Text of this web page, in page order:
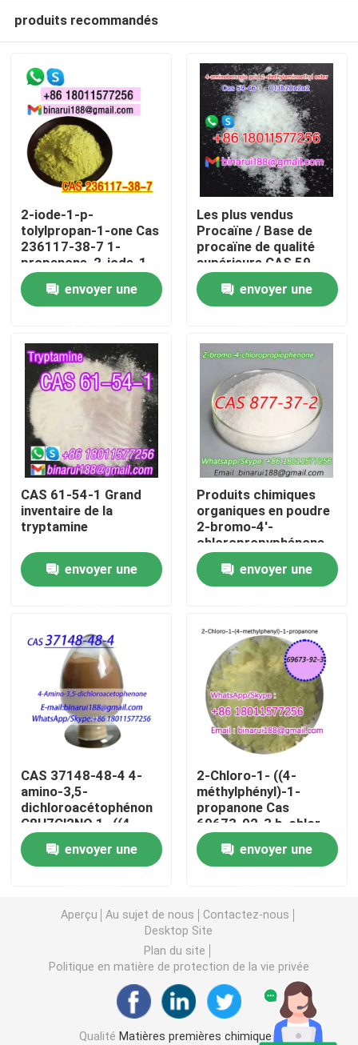
À la maison
Produits
À propos de nous
Visite de l'usine
Contrôle de la qualité
Demandez un devis
Matières premières chimiques quotidiennes
Matière première de produits chimiques inorganiques
intermédiaires chimiques fines
Intermédiaires agrochimiques
Produits chimiques organiques de base
Matières premières pharmaceutiques
Additifs d'alimentation des animaux
Additifs cosmétiques
Bouteilles de laboratoire en verre
produits recommandés
2-iode-1-p-
tolylpropan-1-one Cas
236117-38-7 1-
propanone, 2-iode-1-
((4-méthylphényle)
envoyer une
Les plus vendus
Procaïne / Base de
procaïne de qualité
supérieure CAS 59-
46-1
envoyer une
CAS 61-54-1 Grand
inventaire de la
tryptamine
envoyer une
Produits chimiques
organiques en poudre
2-bromo-4'-
chloropropyphénone
Cas 877-37-2 2-
bromo-1- ((4-
chlorophényl)
envoyer une
CAS 37148-48-4 4-
amino-3,5-
dichloroacétophénon
C8H7Cl2NO 1- ((4-
amino-3,5-
dichlorophényl) éthane
envoyer une
2-Chloro-1- ((4-
méthylphényl)-1-
propanone Cas
69673-92-3 b-chlor-
4-méthylpropiophénon
envoyer une
Aperçu Au sujet de nous
Contactez-nous
Desktop Site
Plan du site
Politique en matière de protection de la vie privée
Qualité Matières premières chimiques